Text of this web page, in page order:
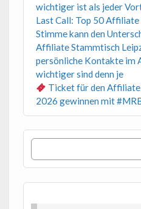
wichtiger ist als jeder
Last Call: Top 50
Stimme kann den
Affiliate Stammtisch
persönliche Kontakte im
wichtiger sind denn je
Ticket für den
2026 gewinnen mit
Suchen